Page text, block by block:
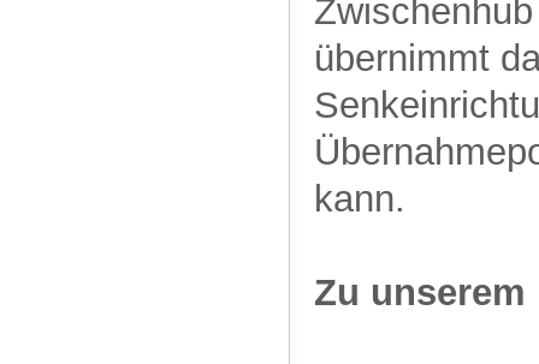
übernimmt
kann.
Zu